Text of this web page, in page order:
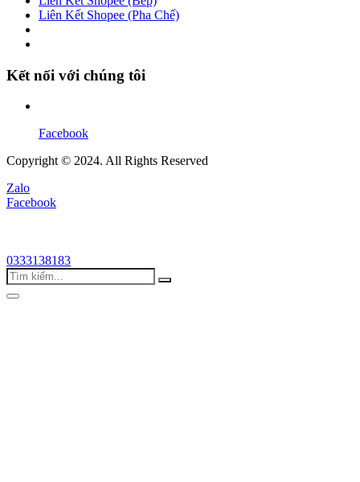
Liên Kết Shopee (Pha Chế)
Kết nối với chúng tôi
Facebook
Copyright © 2024. All Rights Reserved
Zalo
Facebook
0333138183